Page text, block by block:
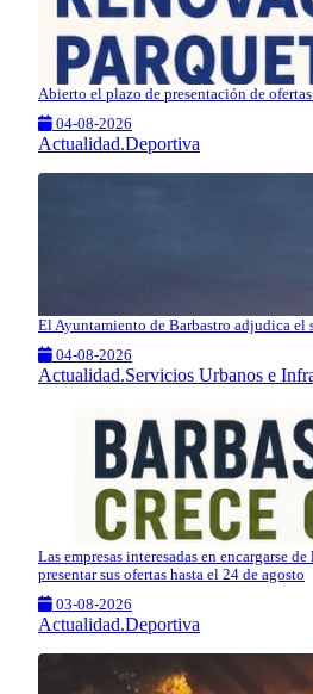
Abierto el plazo de presentación de
04-08-2026
Actualidad.Deportiva
El Ayuntamiento de Barbastro adjudica el
04-08-2026
Actualidad.Servicios Urbanos e
Las empresas interesadas en encargarse
presentar sus ofertas hasta el 24 de agosto
03-08-2026
Actualidad.Deportiva